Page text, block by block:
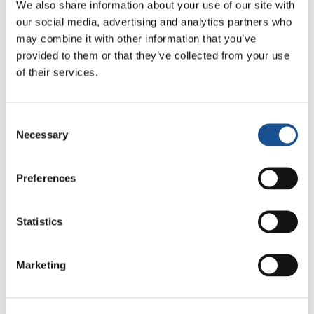
We also share information about your use of our site with
our social media, advertising and analytics partners who
may combine it with other information that you’ve
provided to them or that they’ve collected from your use
of their services.
Selection
Necessary
Preferences
Statistics
Marketing
accomplit 20 ans cette année ! Ensemble,
passant le témoin d’un fuseau horaire à l’autre,
ils courent pour montrer au monde leur
engagement en faveur de l’harmonie et de